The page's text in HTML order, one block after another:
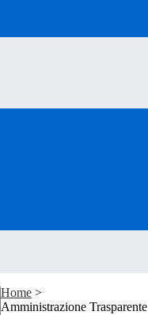
Home >
Amministrazione Trasparente